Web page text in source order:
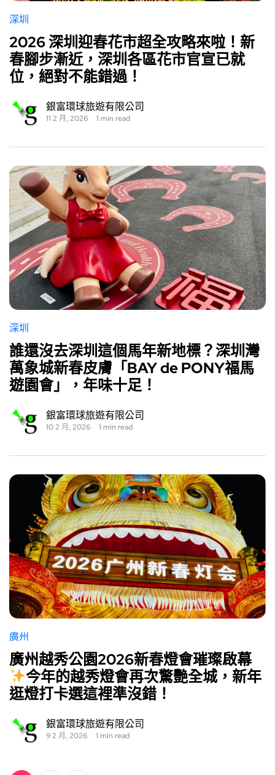
深圳
2026 深圳迎春花市超全攻略來啦！新
春腳步漸近，深圳各區花市官宣已就
位，絕對不能錯過！
銀富環球旅遊有限公司
11 2 月, 2026 1 min read
深圳
誰還沒去深圳這個馬年新地標？深圳灣
萬象城新春皮膚「BAY de PONY福馬
遊園會」，年味十足！
銀富環球旅遊有限公司
10 2 月, 2026 1 min read
廣州
廣州越秀公園2026新春燈會璀璨啟幕
今年的越秀燈會再次驚艷全城，新年
逛燈打卡選這裡準沒錯！
銀富環球旅遊有限公司
9 2 月, 2026 1 min read